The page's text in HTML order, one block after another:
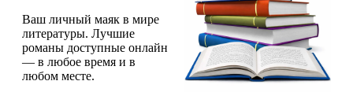
Ваш личный маяк в мире
литературы. Лучшие
романы доступные онлайн
— в любое время и в
любом месте.